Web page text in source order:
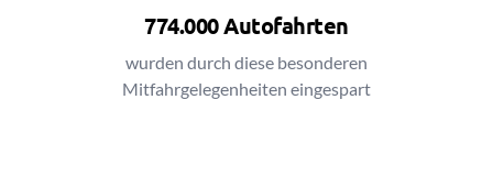
774.000 Autofahrten
wurden durch diese besonderen
Mitfahrgelegenheiten eingespart